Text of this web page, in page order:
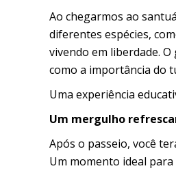
Ao chegarmos ao
diferentes espécies,
vivendo em liberdade.
como a importância do
Uma experiência
Um mergulho
Após o passeio, você
Um momento ideal